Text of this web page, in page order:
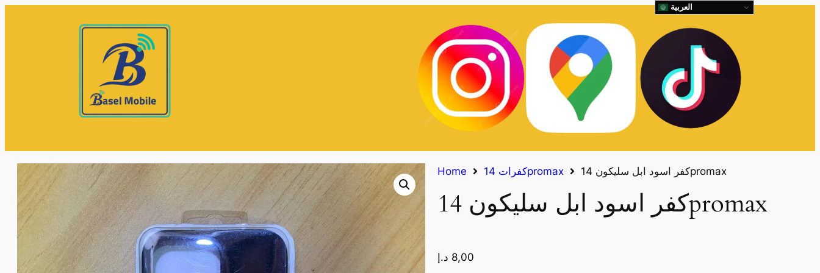
Home كفرات 14promax كفر اسود ابل سليكون 14promax
كفر اسود ابل سليكون 14promax
8,00 د.إ
العربية